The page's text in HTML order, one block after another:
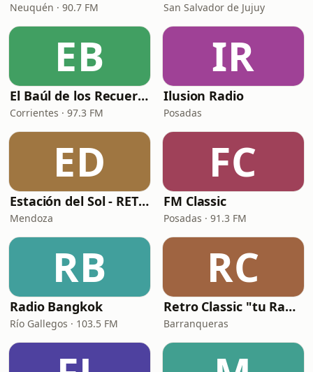
Neuquén · 90.7 FM San Salvador de Jujuy
EB
El Baúl de los Recuerdos
Corrientes · 97.3 FM
IR
Ilusion Radio
Posadas
ED
Estación del Sol - RETRO
Mendoza
FC
FM Classic
Posadas · 91.3 FM
RB
Radio Bangkok
Río Gallegos · 103.5 FM
RC
Retro Classic "tu Radio Vintage"
Barranqueras